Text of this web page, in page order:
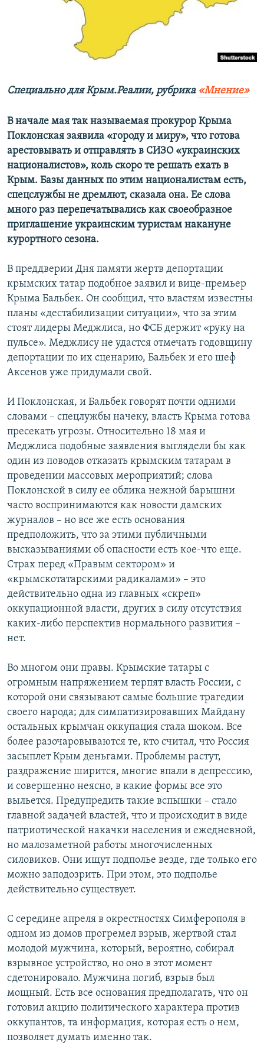
ПОБЕДИТЕЛЕЙ НЕ СУДЯТ?
КРЫМ.НЕПОКОРЕННЫЙ
ПРИСОЕДИНЯЙТЕСЬ!
Все сайты RFE/RL
Специально для Крым.Реалии, рубрика «Мнение»
В начале мая так называемая прокурор Крыма
Поклонская заявила «городу и миру», что готова
арестовывать и отправлять в СИЗО «украинских
националистов», коль скоро те решать ехать в
Крым. Базы данных по этим националистам есть,
спецслужбы не дремлют, сказала она. Ее слова
много раз перепечатывались как своеобразное
приглашение украинским туристам накануне
курортного сезона.
В преддверии Дня памяти жертв депортации
крымских татар подобное заявил и вице-премьер
Крыма Бальбек. Он сообщил, что властям известны
планы «дестабилизации ситуации», что за этим
стоят лидеры Меджлиса, но ФСБ держит «руку на
пульсе». Меджлису не удастся отмечать годовщину
депортации по их сценарию, Бальбек и его шеф
Аксенов уже придумали свой.
И Поклонская, и Бальбек говорят почти одними
словами – спецлужбы начеку, власть Крыма готова
пресекать угрозы. Относительно 18 мая и
Меджлиса подобные заявления выглядели бы как
один из поводов отказать крымским татарам в
проведении массовых мероприятий; слова
Поклонской в силу ее облика нежной барышни
часто воспринимаются как новости дамских
журналов – но все же есть основания
предположить, что за этими публичными
высказываниями об опасности есть кое-что еще.
Страх перед «Правым сектором» и
«крымскотатарскими радикалами» – это
действительно одна из главных «скреп»
оккупационной власти, других в силу отсутствия
каких-либо перспектив нормального развития –
нет.
Во многом они правы. Крымские татары с
огромным напряжением терпят власть России, с
которой они связывают самые большие трагедии
своего народа; для симпатизировавших Майдану
остальных крымчан оккупация стала шоком. Все
более разочаровываются те, кто считал, что Россия
засыплет Крым деньгами. Проблемы растут,
раздражение ширится, многие впали в депрессию,
и совершенно неясно, в какие формы все это
выльется. Предупредить такие вспышки – стало
главной задачей властей, что и происходит в виде
патриотической накачки населения и ежедневной,
но малозаметной работы многочисленных
силовиков. Они ищут подполье везде, где только его
можно заподозрить. При этом, это подполье
действительно существует.
С середине апреля в окрестностях Симферополя в
одном из домов прогремел взрыв, жертвой стал
молодой мужчина, который, вероятно, собирал
взрывное устройство, но оно в этот момент
сдетонировало. Мужчина погиб, взрыв был
мощный. Есть все основания предполагать, что он
готовил акцию политического характера против
оккупантов, та информация, которая есть о нем,
позволяет думать именно так.